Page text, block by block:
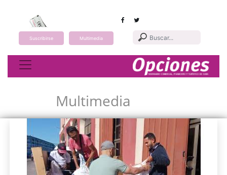
Suscribirse Multimedia
Toggle navigation
Multimedia